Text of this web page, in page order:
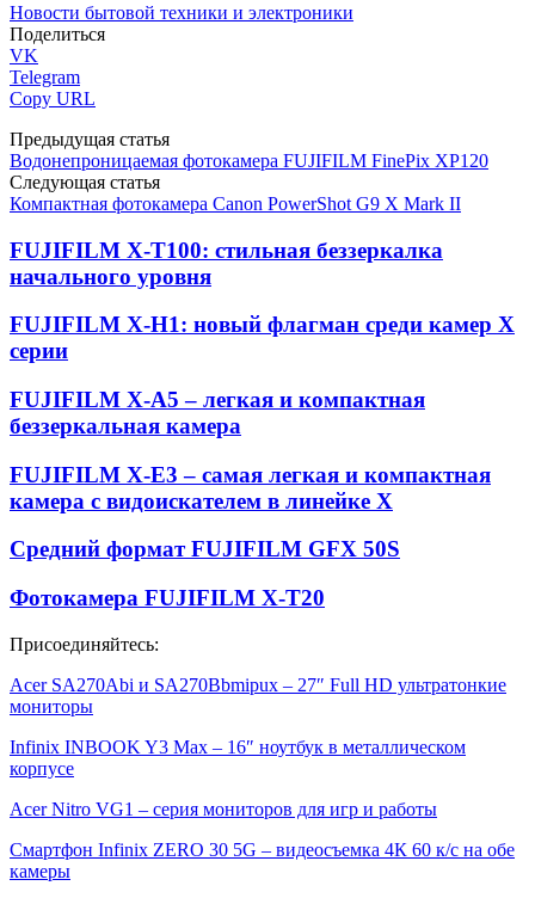
Новости бытовой техники и электроники
Поделиться
VK
Telegram
Copy URL
Предыдущая статья
Водонепроницаемая фотокамера FUJIFILM FinePix XP120
Следующая статья
Компактная фотокамера Canon PowerShot G9 X Mark II
FUJIFILM X-T100: стильная беззеркалка
начального уровня
FUJIFILM X-H1: новый флагман среди камер X
серии
FUJIFILM X-A5 – легкая и компактная
беззеркальная камера
FUJIFILM X-E3 – самая легкая и компактная
камера с видоискателем в линейке X
Средний формат FUJIFILM GFX 50S
Фотокамера FUJIFILM X-T20
Присоединяйтесь:
Acer SA270Abi и SA270Bbmipux – 27″ Full HD ультратонкие
мониторы
Infinix INBOOK Y3 Max – 16″ ноутбук в металлическом
корпусе
Acer Nitro VG1 – серия мониторов для игр и работы
Смартфон Infinix ZERO 30 5G – видеосъемка 4К 60 к/с на обе
камеры